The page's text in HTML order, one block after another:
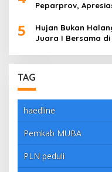
Peparprov,
5
Hujan Bukan
Juara I Bersama di
TAG
haedline
Pemkab MUBA
PLN peduli